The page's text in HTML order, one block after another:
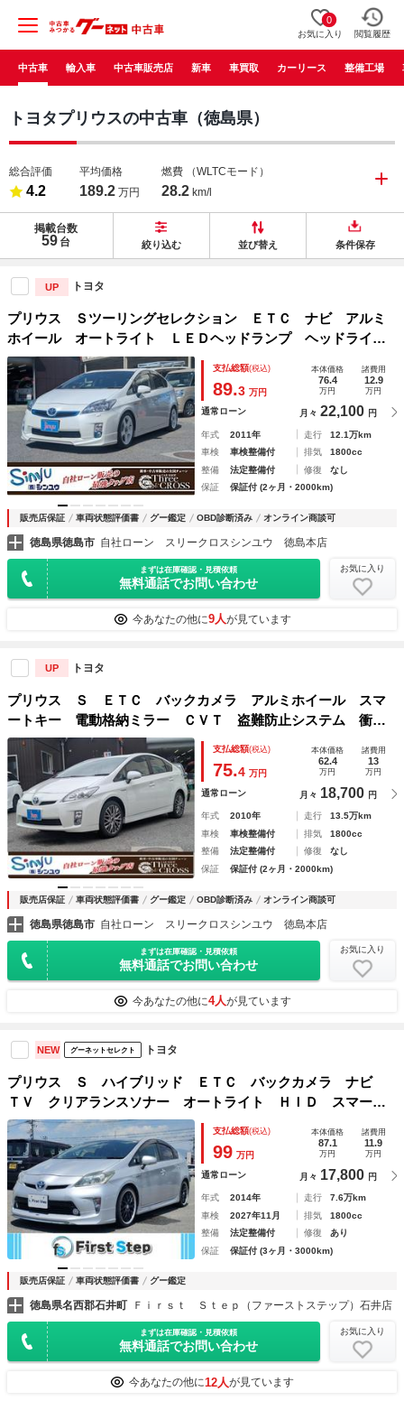
0
お気に入り 閲覧履歴
中古車 輸入車 中古車販売店 新車 車買取 カーリース 整備工場
トヨタプリウスの中古車（徳島県）
総合評価
4.2
平均価格
189.2 万円
燃費 （WLTCモード）
28.2 km/l
掲載台数
59 台 絞り込む 並び替え 条件保存
UP トヨタ
プリウス Ｓツーリングセレクション ＥＴＣ ナビ アルミ
ホイール オートライト ＬＥＤヘッドランプ ヘッドライト
ウォッシャー ＣＶＴ スマートキー アイドリングストッ
プ 電動格納ミラー 盗難防止システム ＣＤ 衝突安全ボデ
ィ ＡＢＳ
支払総額(税込)
89.3 万円
本体価格
76.4
万円
諸費用
12.9
万円
通常ローン 月々 22,100 円
年式 2011年 走行
12.1万km
車検
車検整備付 排気
1800cc
整備
法定整備付 修復
なし
保証
保証付 (2ヶ月・2000km)
販売店保証 車両状態評価書 グー鑑定 OBD診断済み オンライン商談可
徳島県徳島市 自社ローン スリークロスシンユウ 徳島本店
まずは在庫確認・見積依頼
無料通話でお問い合わせ
お気に入り
今あなたの他に9人が見ています
UP トヨタ
プリウス Ｓ ＥＴＣ バックカメラ アルミホイール スマ
ートキー 電動格納ミラー ＣＶＴ 盗難防止システム 衝突
安全ボディ ＡＢＳ ＥＳＣ エアコン パワーステアリン
グ パワーウィンドウ
支払総額(税込)
75.4 万円
本体価格
62.4
万円
諸費用
13
万円
通常ローン 月々 18,700 円
年式 2010年 走行
13.5万km
車検
車検整備付 排気
1800cc
整備
法定整備付 修復
なし
保証
保証付 (2ヶ月・2000km)
販売店保証 車両状態評価書 グー鑑定 OBD診断済み オンライン商談可
徳島県徳島市 自社ローン スリークロスシンユウ 徳島本店
まずは在庫確認・見積依頼
無料通話でお問い合わせ
お気に入り
今あなたの他に4人が見ています
NEW グーネットセレクト トヨタ
プリウス Ｓ ハイブリッド ＥＴＣ バックカメラ ナビ
ＴＶ クリアランスソナー オートライト ＨＩＤ スマート
キー 電動格納ミラー ＣＶＴ 盗難防止システム 衝突安全
ボディ アルミホイール ＣＤ
支払総額(税込)
99 万円
本体価格
87.1
万円
諸費用
11.9
万円
通常ローン 月々 17,800 円
年式 2014年 走行
7.6万km
車検
2027年11月 排気
1800cc
整備
法定整備付 修復
あり
保証
保証付 (3ヶ月・3000km)
販売店保証 車両状態評価書 グー鑑定
徳島県名西郡石井町 Ｆｉｒｓｔ Ｓｔｅｐ（ファーストステップ）石井店
まずは在庫確認・見積依頼
無料通話でお問い合わせ
お気に入り
今あなたの他に12人が見ています